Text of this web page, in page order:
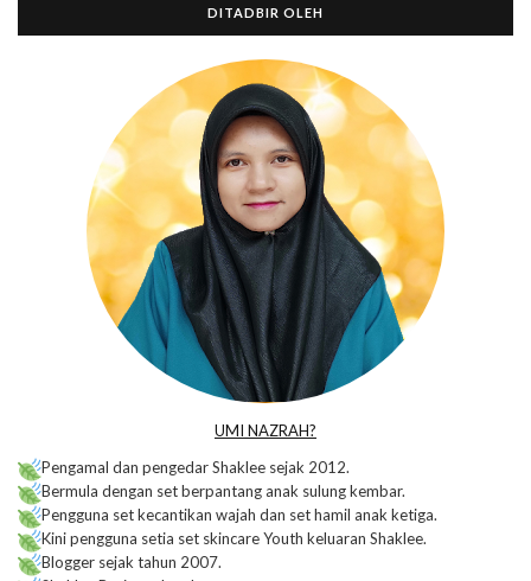
DITADBIR OLEH
UMI NAZRAH?
Pengamal dan pengedar Shaklee sejak 2012.
Bermula dengan set berpantang anak sulung kembar.
Pengguna set kecantikan wajah dan set hamil anak ketiga.
Kini pengguna setia set skincare Youth keluaran Shaklee.
Blogger sejak tahun 2007.